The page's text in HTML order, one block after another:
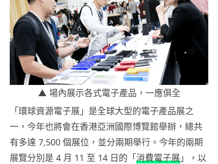
▲ 場內展示各式電子產品，一應俱全
「環球資源電子展」是全球大型的電子產品展之
一，今年也將會在香港亞洲國際博覽館舉辦，總共
有多達 7,500 個展位，並分兩期舉行。今年的兩期
展覽分別是 4 月 11 至 14 日的「消費電子展 」，以